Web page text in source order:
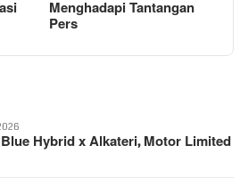
Menghadapi Tantangan
Pers
Hybrid x Alkateri, Motor Limited